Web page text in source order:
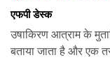
एफपी डेस्‍क
उषाकिरण आत्राम के
बताया जाता है और एक